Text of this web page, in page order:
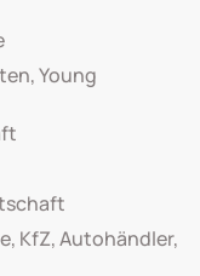
Young
KfZ, Autohändler,